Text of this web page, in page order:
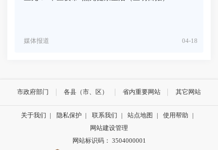
04-18
媒体报道
市政府部门 各县（市、区） 省内重要网站 其它网站
关于我们 | 隐私保护 | 联系我们 | 站点地图 | 使用帮助
|
网站建设管理
网站标识码： 3504000001